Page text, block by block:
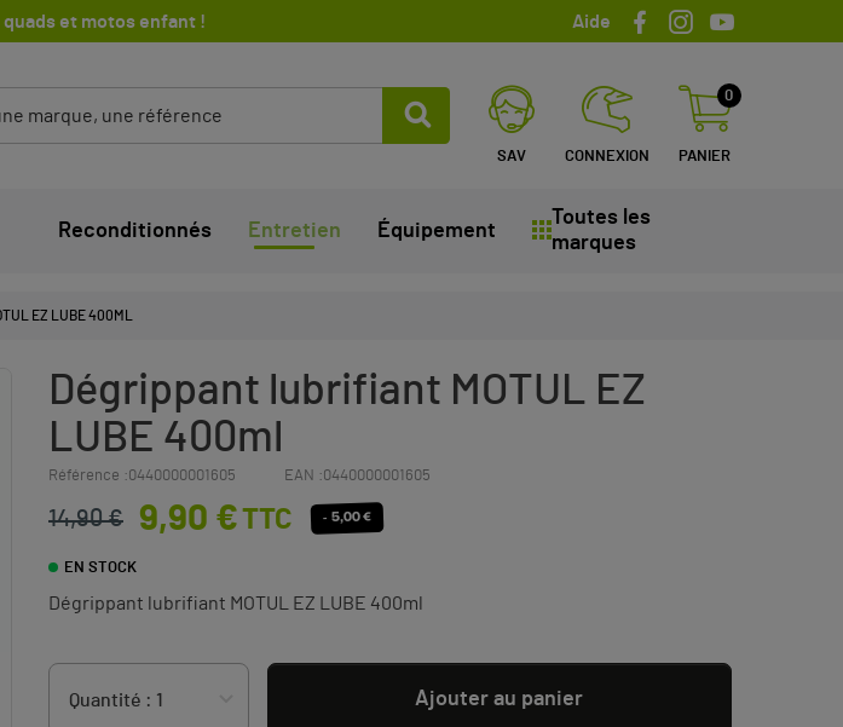
et motos enfant ! Aide
SAV CONNEXION PANIER
0
Reconditionnés Entretien Équipement
Toutes les
marques
EZ LUBE 400ML
Dégrippant lubrifiant MOTUL EZ
LUBE 400ml
Référence :0440000001605 EAN :0440000001605
14,90 € 9,90 €TTC - 5,00 €
EN STOCK
Dégrippant lubrifiant MOTUL EZ LUBE 400ml
Ajouter au panier